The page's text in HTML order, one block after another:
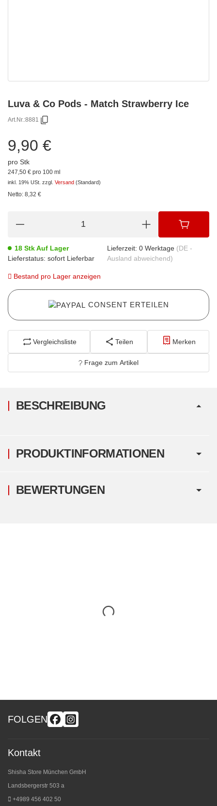
Luva & Co Pods - Match Strawberry Ice
Art.Nr.:8881
9,90 €
pro Stk
247,50 € pro 100 ml
inkl. 19% USt. zzgl. Versand (Standard)
Netto: 8,32 €
18 Stk Auf Lager
Lieferstatus: sofort Lieferbar
Lieferzeit: 0 Werktage (DE -
Ausland abweichend)
Bestand pro Lager anzeigen
CONSENT ERTEILEN
Vergleichsliste Teilen Merken
Frage zum Artikel
PRODUKTINFORMATIONEN
BESCHREIBUNG
BEWERTUNGEN
FOLGEN
Kontakt
Shisha Store München GmbH
Landsbergerstr 503 a
+4989 456 402 50